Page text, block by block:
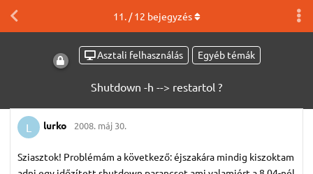
Asztali felhasználás Egyéb témák
Shutdown -h --> restartol ?
11. /12 bejegyzés
L lurko 2008. máj 30.
Sziasztok! Problémám a következő: éjszakára mindig kiszoktam